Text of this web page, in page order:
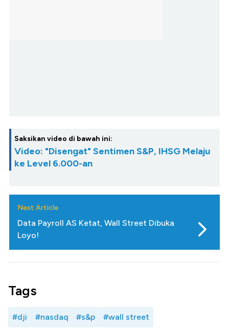
Saksikan video di bawah ini:
Video: "Disengat" Sentimen S&P, IHSG Melaju
ke Level 6.000-an
Next Article
Data Payroll AS Ketat, Wall Street Dibuka
Loyo!
Tags
#dji #nasdaq #s&p #wall street